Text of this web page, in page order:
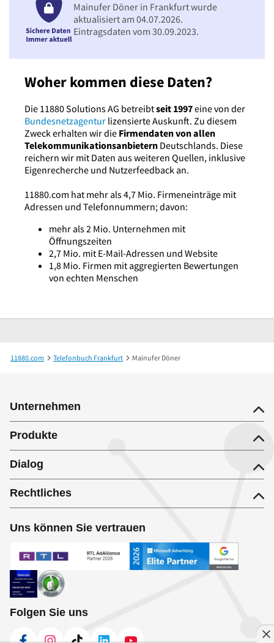
Woher kommen diese Daten?
Die 11880 Solutions AG betreibtseit 1997eine von der
Bundesnetzagentur lizensierte Auskunft. Zu diesem
Zweck erhalten wir die Firmendaten von allen
Telekommunikationsanbietern Deutschlands. Diese
reichern wir mit Daten aus weiteren Quellen, inklusive
Eigenrecherche und Nutzerfeedback an.
11880.com hat mehr als 4,7 Mio. Firmeneinträge mit
Adressen und Telefonnummern; davon:
mehr als 2 Mio. Unternehmen mit
Öffnungszeiten
2,7 Mio. mit E-Mail-Adressen und Website
1,8 Mio. Firmen mit aggregierten Bewertungen
von echten Menschen
Mainufer Döner in Frankfurt wurde
aktualisiert am 04.07.2026.
Eintragsdaten vom 30.09.2023.
11880.com Telefonbuch Frankfurt Mainufer Döner
Unternehmen
Produkte
Dialog
Rechtliches
Uns können Sie vertrauen
Folgen Sie uns